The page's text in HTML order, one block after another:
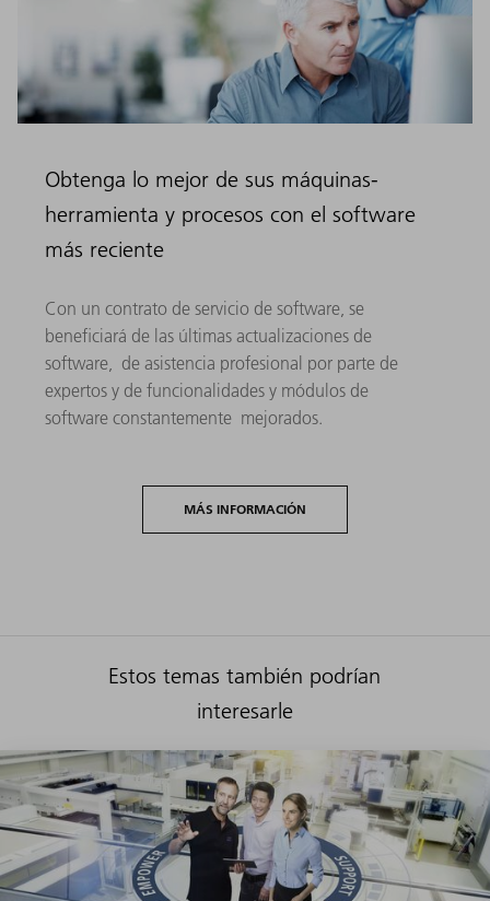
Obtenga lo mejor de sus máquinas-
herramienta y procesos con el software
más reciente
Con un contrato de servicio de software, se
beneficiará de las últimas actualizaciones de
software, de asistencia profesional por parte de
expertos y de funcionalidades y módulos de
software constantemente mejorados.
MÁS INFORMACIÓN
Estos temas también podrían
interesarle